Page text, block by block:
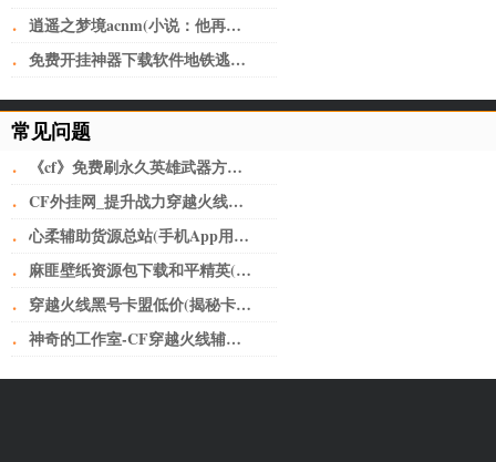
· 逍遥之梦境acnm(小说：他再一次置身之内，脸庞像上次一样，写满了茫然)
· 免费开挂神器下载软件地铁逃生(深圳又开挂！机荷高速将改上下双层8+8车道，全国首创)
常见问题
· 《cf》免费刷永久英雄武器方法介绍 刷枪最新工具分享
· CF外挂网_提升战力穿越火线小号卡盟网无人不知无人不晓。
· 心柔辅助货源总站(手机App用户“裸奔”如何破？从细化个人授权上加以规范)
· 麻匪壁纸资源包下载和平精英(让子弹飞——黄老爷离不开鹅城)
· 穿越火线黑号卡盟低价(揭秘卡盟骗局，少年，醒醒吧！)
· 神奇的工作室-CF穿越火线辅助如何给玩家刺激的快感？-神奇的工作室-CF穿越火线辅助如何给玩家刺激的快感？-问题解答-三明神奇的工作室-三明CF辅助-三明CF外挂-三明CF透视-三明CF自瞄-三明CF